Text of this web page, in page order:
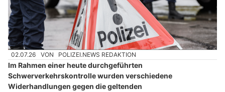
02.07.26 VON POLIZEI.NEWS REDAKTION
Im Rahmen einer heute durchgeführten
Schwerverkehrskontrolle wurden verschiedene
Widerhandlungen gegen die geltenden